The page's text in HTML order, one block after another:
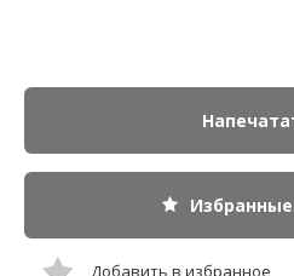
Добавить в избранное